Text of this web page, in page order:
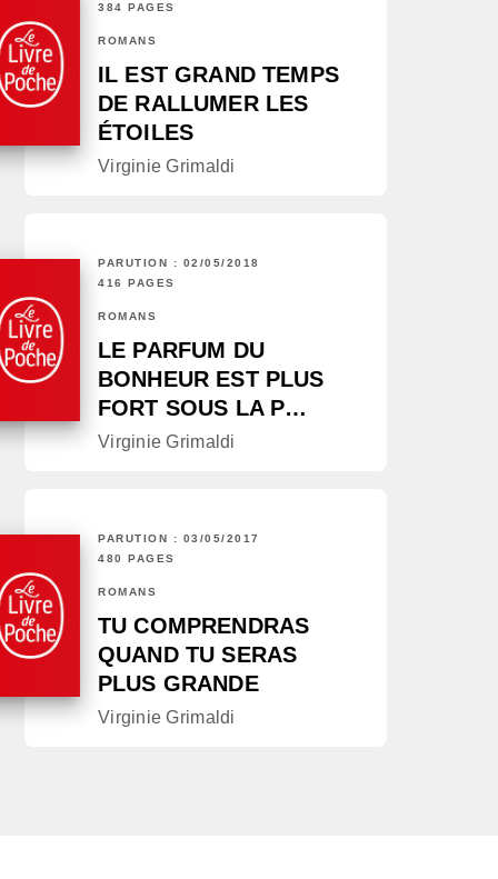
384 PAGES
ROMANS
IL EST GRAND TEMPS
DE RALLUMER LES
ÉTOILES
Virginie Grimaldi
PARUTION : 02/05/2018
416 PAGES
ROMANS
LE PARFUM DU
BONHEUR EST PLUS
FORT SOUS LA P…
Virginie Grimaldi
PARUTION : 03/05/2017
480 PAGES
ROMANS
TU COMPRENDRAS
QUAND TU SERAS
PLUS GRANDE
Virginie Grimaldi